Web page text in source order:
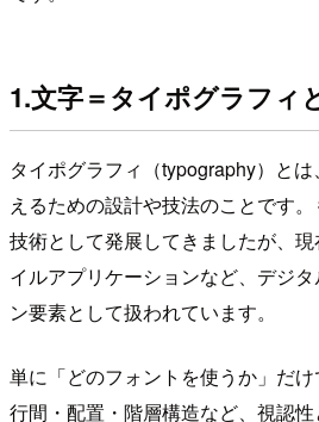
1.文字＝タイポグラフィ
タイポグラフィ（typography）と
えるための設計や技法のことです
技術として発展してきましたが、
イルアプリケーションなど、デジ
ン要素として扱われています。
単に「どのフォントを使うか」だ
行間・配置・階層構造など、視認